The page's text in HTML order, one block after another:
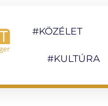
#KÖZÉLET
#KULTÚRA